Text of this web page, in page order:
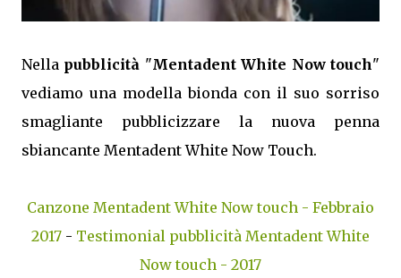
Nella pubblicità "Mentadent White Now touch"
vediamo una modella bionda con il suo sorriso
smagliante pubblicizzare la nuova penna
sbiancante Mentadent White Now Touch.
Canzone Mentadent White Now touch - Febbraio
2017 - Testimonial pubblicità Mentadent White
Now touch - 2017